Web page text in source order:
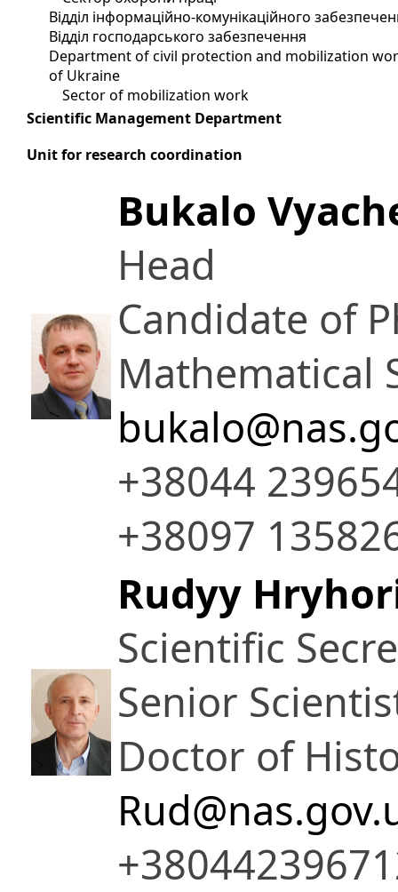
Відділ інформаційно-комунікаційного
Відділ господарського забезпечення
Department of civil protection and mobilization
of Ukraine
Sector of mobilization work
Scientific Management Department
Unit for research coordination
Bukalo
Head
Candidate of
Mathematical
+38044
+38097
Rudyy
Scientific
Senior
Doctor of